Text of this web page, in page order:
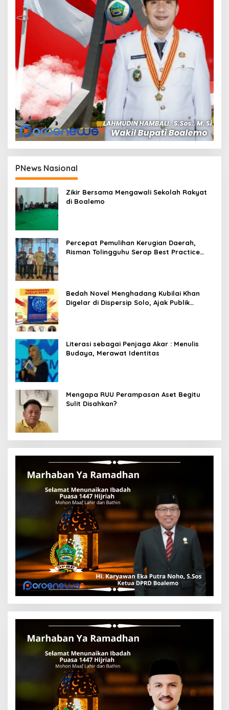
PNews Nasional
Zikir Bersama Mengawali Sekolah Rakyat
di Boalemo
Percepat Pemulihan Kerugian Daerah,
Risman Tolingguhu Serap Best Practice
Bedah Novel Menghadang Kubilai Khan
Digelar di Dispersip Solo, Ajak Publik
Literasi sebagai Penjaga Akar : Menulis
Budaya, Merawat Identitas
Mengapa RUU Perampasan Aset Begitu
Sulit Disahkan?